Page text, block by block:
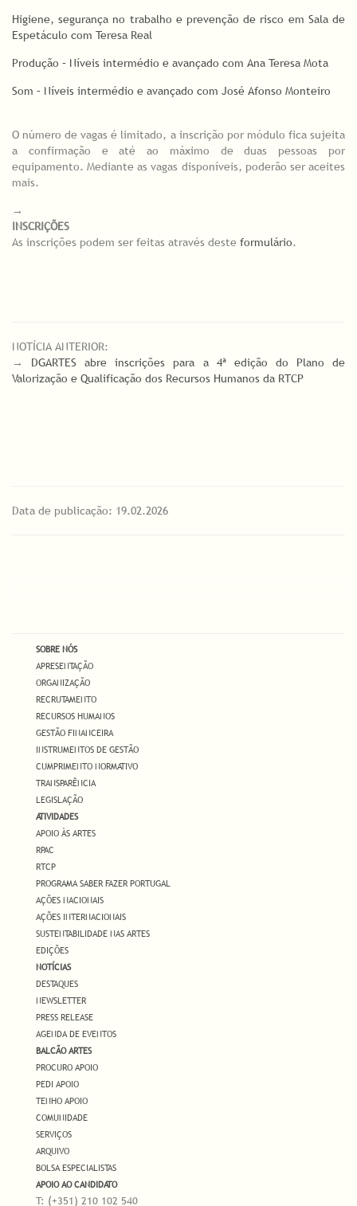
Higiene, segurança no trabalho e prevenção de risco em Sala de
Espetáculo com Teresa Real
Produção – Níveis intermédio e avançado com Ana Teresa Mota
Som – Níveis intermédio e avançado com José Afonso Monteiro
O número de vagas é limitado, a inscrição por módulo fica sujeita
a confirmação e até ao máximo de duas pessoas por
equipamento. Mediante as vagas disponíveis, poderão ser aceites
mais.
→
INSCRIÇÕES
As inscrições podem ser feitas através deste formulário.
NOTÍCIA ANTERIOR:
→ DGARTES abre inscrições para a 4ª edição do Plano de
Valorização e Qualificação dos Recursos Humanos da RTCP
Data de publicação: 19.02.2026
SOBRE NÓS
APRESENTAÇÃO
ORGANIZAÇÃO
RECRUTAMENTO
RECURSOS HUMANOS
GESTÃO FINANCEIRA
INSTRUMENTOS DE GESTÃO
CUMPRIMENTO NORMATIVO
TRANSPARÊNCIA
LEGISLAÇÃO
ATIVIDADES
APOIO ÀS ARTES
RPAC
RTCP
PROGRAMA SABER FAZER PORTUGAL
AÇÕES NACIONAIS
AÇÕES INTERNACIONAIS
SUSTENTABILIDADE NAS ARTES
EDIÇÕES
NOTÍCIAS
DESTAQUES
NEWSLETTER
PRESS RELEASE
AGENDA DE EVENTOS
BALCÃO ARTES
PROCURO APOIO
PEDI APOIO
TENHO APOIO
COMUNIDADE
SERVIÇOS
ARQUIVO
BOLSA ESPECIALISTAS
APOIO AO CANDIDATO
T: (+351) 210 102 540